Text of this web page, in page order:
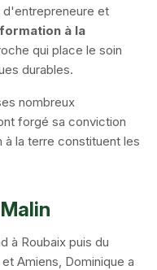
et
formation à la
qui place le soin
durables.
nombreux
forgé sa conviction
à la terre constituent les
à Roubaix puis du
Amiens, Dominique a